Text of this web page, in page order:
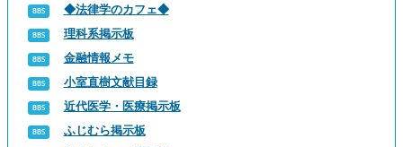
◆法律学のカフェ◆
理科系掲示板
金融情報メモ
小室直樹文献目録
近代医学・医療掲示板
ふじむら掲示板